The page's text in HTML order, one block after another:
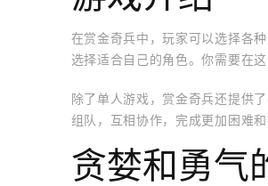
在赏金奇兵中，玩家可以选择各
选择适合自己的角色。你需要在
除了单人游戏，赏金奇兵还提供
组队，互相协作，完成更加困难
贪婪和勇气